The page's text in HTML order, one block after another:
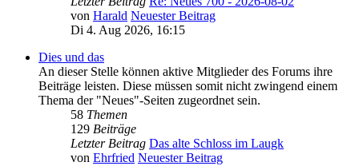
von Harald Neuester Beitrag
Di 4. Aug 2026, 16:15
Dies und das
An dieser Stelle können aktive Mitglieder des Forums ihre
Beiträge leisten. Diese müssen somit nicht zwingend einem
Thema der "Neues"-Seiten zugeordnet sein.
58 Themen
129 Beiträge
Letzter Beitrag Das alte Schloss im Laugk
von Ehrfried Neuester Beitrag